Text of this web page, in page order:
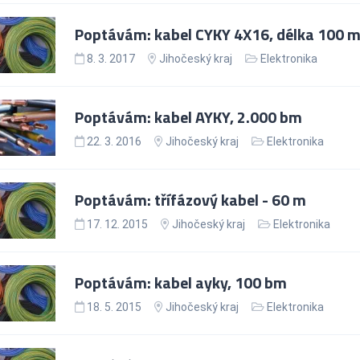
Poptávám: kabel CYKY 4X16, délka 100 m
8. 3. 2017 Jihočeský kraj Elektronika
Poptávám: kabel AYKY, 2.000 bm
22. 3. 2016 Jihočeský kraj Elektronika
Poptávám: třífázový kabel - 60 m
17. 12. 2015 Jihočeský kraj Elektronika
Poptávám: kabel ayky, 100 bm
18. 5. 2015 Jihočeský kraj Elektronika